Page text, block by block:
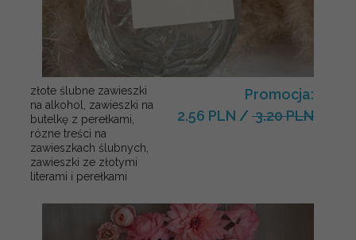
złote ślubne zawieszki
na alkohol, zawieszki na
butelkę z perełkami,
rózne treści na
zawieszkach ślubnych,
zawieszki ze złotymi
literami i perełkami
Promocja:
2.56 PLN / 3.20 PLN